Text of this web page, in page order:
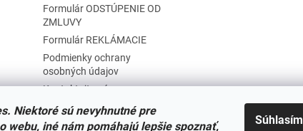
Niektoré sú nevyhnutné pre
webu, iné nám pomáhajú lepšie spoznať,
Súhlasím
Formulár ODSTÚPENIE OD
ZMLUVY
Formulár REKLÁMACIE
Podmienky ochrany
osobných údajov
Kontaktujte nás
Tabuľka veľkostí
Nariadenie SOI o stiahnutí